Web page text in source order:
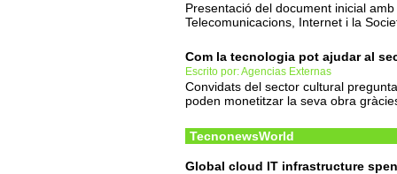
Presentació del document inicial
Telecomunicacions, Internet i la
Com la tecnologia pot ajudar al
Escrito por: Agencias Externas
Convidats del sector cultural
poden monetitzar la seva obra
TecnonewsWorld
Global cloud IT infrastructure